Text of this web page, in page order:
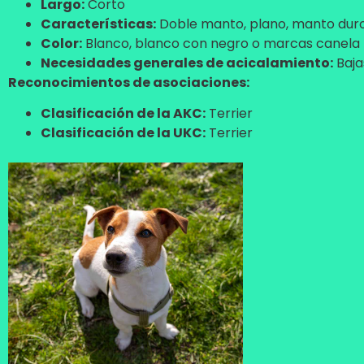
Largo:Corto
Características: Doble manto, plano, manto
Color: Blanco, blanco con negro o marcas canela
Necesidades generales de acicalamiento:
Reconocimientos de asociaciones:
Clasificación de la AKC: Terrier
Clasificación de la UKC: Terrier